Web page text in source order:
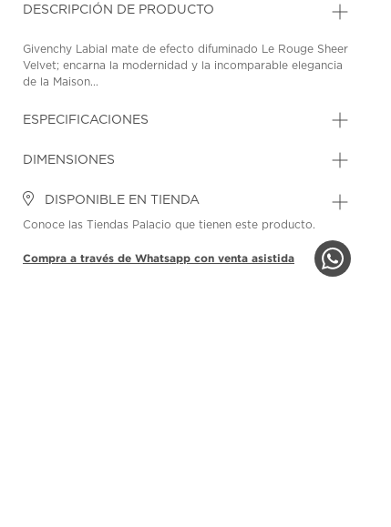
DESCRIPCIÓN DE PRODUCTO
Givenchy Labial mate de efecto difuminado Le Rouge Sheer
Velvet; encarna la modernidad y la incomparable elegancia
de la Maison...
ESPECIFICACIONES
DIMENSIONES
DISPONIBLE EN TIENDA
Conoce las Tiendas Palacio que tienen este producto.
Compra a través de Whatsapp con venta asistida